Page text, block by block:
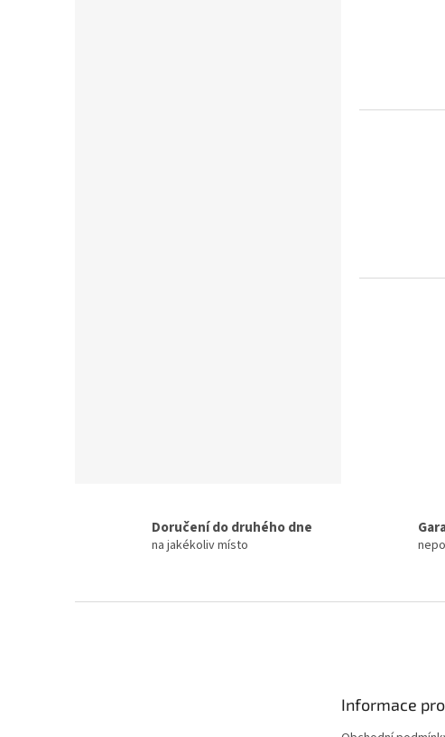
Doručení do druhého dne
na jakékoliv místo
Informace